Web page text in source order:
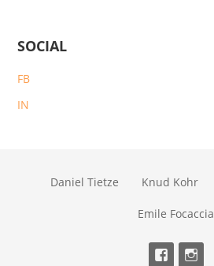
SOCIAL
FB
IN
Daniel Tietze Knud Kohr
Emile Focaccia